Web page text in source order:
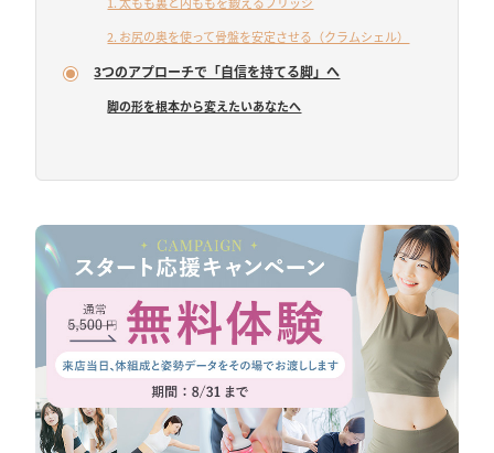
2. お尻の奥を使って骨盤を安定させる（クラムシェル）
3つのアプローチで「自信を持てる脚」へ
脚の形を根本から変えたいあなたへ